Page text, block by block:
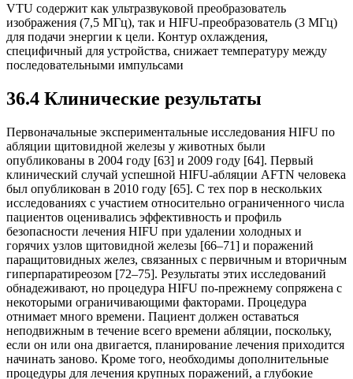
VTU содержит как ультразвуковой преобразователь
изображения (7,5 МГц), так и HIFU-преобразователь (3 МГц)
для подачи энергии к цели. Контур охлаждения,
специфичный для устройства, снижает температуру между
последовательными импульсами
36.4 Клинические результаты
Первоначальные экспериментальные исследования HIFU по
абляции щитовидной железы у животных были
опубликованы в 2004 году [63] и 2009 году [64]. Первый
клинический случай успешной HIFU-абляции AFTN человека
был опубликован в 2010 году [65]. С тех пор в нескольких
исследованиях с участием относительно ограниченного числа
пациентов оценивались эффективность и профиль
безопасности лечения HIFU при удалении холодных и
горячих узлов щитовидной железы [66–71] и поражений
паращитовидных желез, связанных с первичным и вторичным
гиперпаратиреозом [72–75]. Результаты этих исследований
обнадеживают, но процедура HIFU по-прежнему сопряжена с
некоторыми ограничивающими факторами. Процедура
отнимает много времени. Пациент должен оставаться
неподвижным в течение всего времени абляции, поскольку,
если он или она двигается, планирование лечения приходится
начинать заново. Кроме того, необходимы дополнительные
процедуры для лечения крупных поражений, а глубокие